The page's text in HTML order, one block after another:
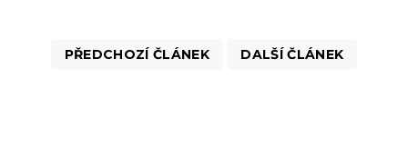
PŘEDCHOZÍ ČLÁNEK DALŠÍ ČLÁNEK